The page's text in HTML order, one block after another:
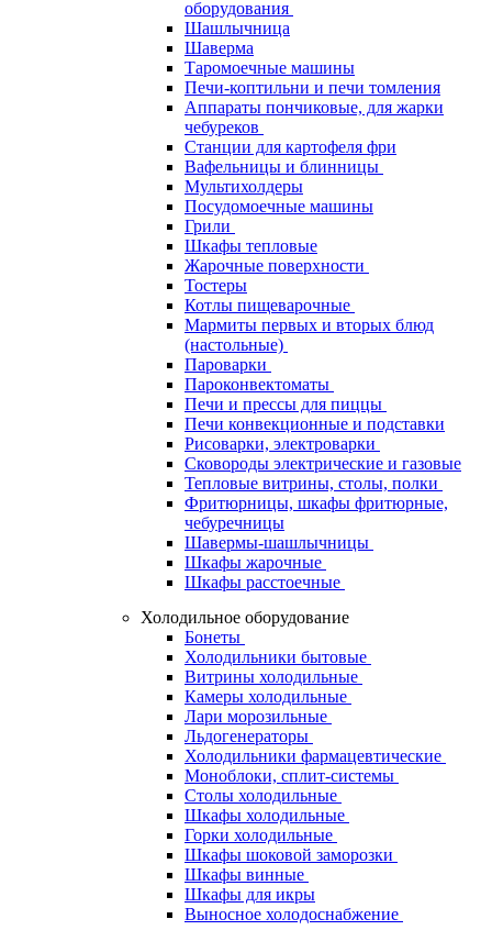
оборудования
Шашлычница
Шаверма
Таромоечные машины
Печи-коптильни и печи томления
Аппараты пончиковые, для жарки
чебуреков
Станции для картофеля фри
Вафельницы и блинницы
Мультихолдеры
Посудомоечные машины
Грили
Шкафы тепловые
Жарочные поверхности
Тостеры
Котлы пищеварочные
Мармиты первых и вторых блюд
(настольные)
Пароварки
Пароконвектоматы
Печи и прессы для пиццы
Печи конвекционные и подставки
Рисоварки, электроварки
Сковороды электрические и газовые
Тепловые витрины, столы, полки
Фритюрницы, шкафы фритюрные,
чебуречницы
Шавермы-шашлычницы
Шкафы жарочные
Шкафы расстоечные
Холодильное оборудование
Бонеты
Холодильники бытовые
Витрины холодильные
Камеры холодильные
Лари морозильные
Льдогенераторы
Холодильники фармацевтические
Моноблоки, сплит-системы
Столы холодильные
Шкафы холодильные
Горки холодильные
Шкафы шоковой заморозки
Шкафы винные
Шкафы для икры
Выносное холодоснабжение